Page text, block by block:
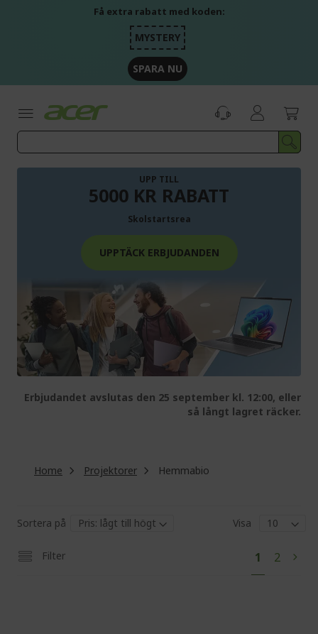
Få extra rabatt med koden:
MYSTERY
SPARA NU
UPP TILL
5000 KR RABATT
Skolstartsrea
UPPTÄCK ERBJUDANDEN
Erbjudandet avslutas den 25 september kl. 12:00, eller
så långt lagret räcker.
Home Projektorer Hemmabio
Sortera på Visa
Filter
You're
currently
1 Page
2 Page
Next